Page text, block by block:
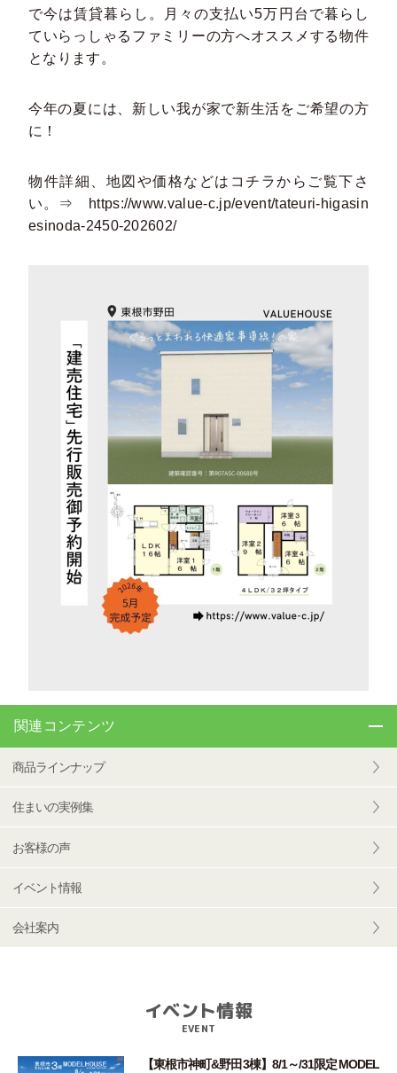
で今は賃貸暮らし。月々の支払い5万円台で暮らし
ていらっしゃるファミリーの方へオススメする物件
となります。
今年の夏には、新しい我が家で新生活をご希望の方
に！
物件詳細、地図や価格などはコチラからご覧下さ
い。⇒
https://www.value-c.jp/event/tateuri-higasin
esinoda-2450-202602/
関連コンテンツ
商品ラインナップ
住まいの実例集
お客様の声
イベント情報
会社案内
イベント情報
EVENT
【東根市神町&野田3棟】8/1～/31限定 MODEL